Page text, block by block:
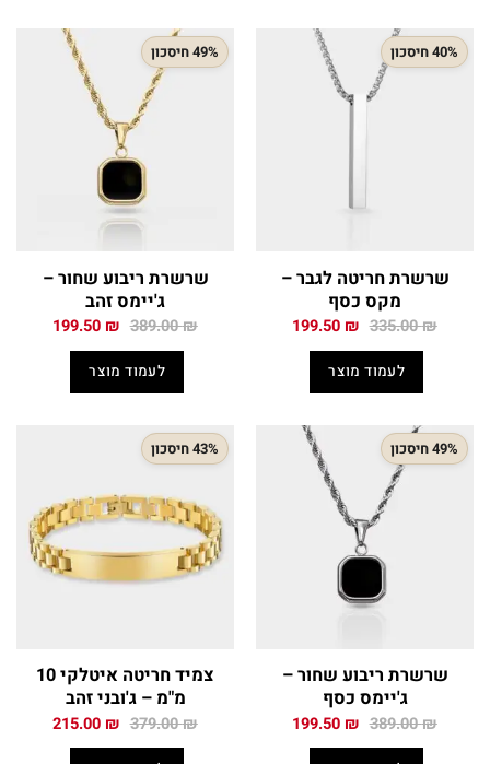
40% חיסכון
שרשרת חריטה לגבר –
מקס כסף
335.00₪ המחיר
היה:
335.00 ₪.
199.50 ₪ המחיר
לעמוד מוצר
49% חיסכון
שרשרת ריבוע שחור –
ג'יימס זהב
389.00₪ המחיר
היה:
389.00 ₪.
199.50 ₪ המחיר
לעמוד מוצר
49% חיסכון
שרשרת ריבוע שחור –
ג'יימס כסף
389.00₪ המחיר
199.50 ₪ המחיר
43% חיסכון
צמיד חריטה איטלקי 10
מ"מ – ג'ובני זהב
379.00₪ המחיר
215.00 ₪ המחיר